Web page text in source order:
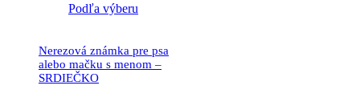
Podľa výberu
Nerezová známka pre psa
alebo mačku s menom –
SRDIEČKO